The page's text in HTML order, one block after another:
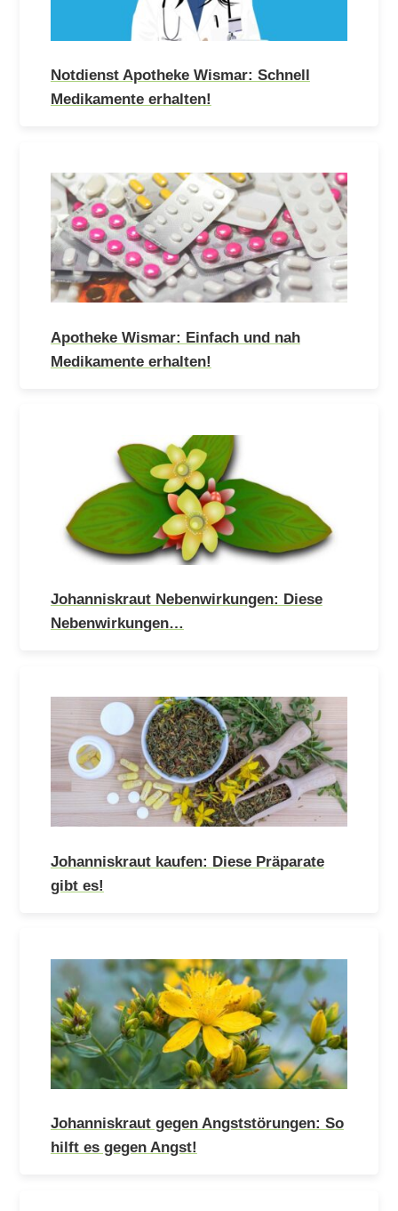
Notdienst Apotheke Wismar: Schnell
Medikamente erhalten!
Apotheke Wismar: Einfach und nah
Medikamente erhalten!
Johanniskraut Nebenwirkungen: Diese
Nebenwirkungen…
Johanniskraut kaufen: Diese Präparate
gibt es!
Johanniskraut gegen Angststörungen: So
hilft es gegen Angst!